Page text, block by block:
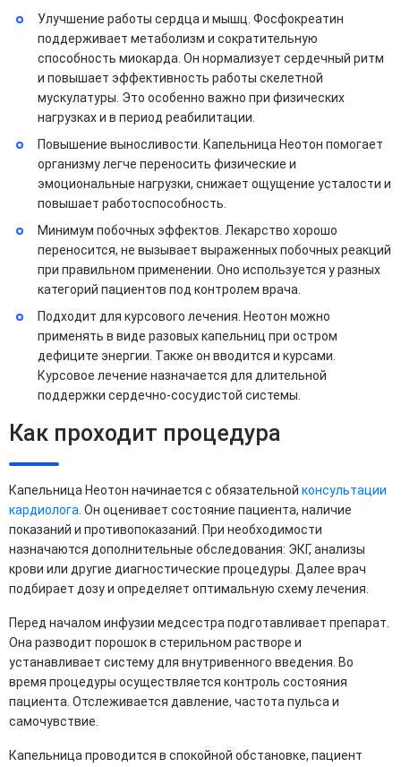
Улучшение работы сердца и мышц. Фосфокреатин
поддерживает метаболизм и сократительную
способность миокарда. Он нормализует сердечный ритм
и повышает эффективность работы скелетной
мускулатуры. Это особенно важно при физических
нагрузках и в период реабилитации.
Повышение выносливости. Капельница Неотон помогает
организму легче переносить физические и
эмоциональные нагрузки, снижает ощущение усталости и
повышает работоспособность.
Минимум побочных эффектов. Лекарство хорошо
переносится, не вызывает выраженных побочных реакций
при правильном применении. Оно используется у разных
категорий пациентов под контролем врача.
Подходит для курсового лечения. Неотон можно
применять в виде разовых капельниц при остром
дефиците энергии. Также он вводится и курсами.
Курсовое лечение назначается для длительной
поддержки сердечно-сосудистой системы.
Как проходит процедура
Капельница Неотон начинается с обязательной консультации
кардиолога . Он оценивает состояние пациента, наличие
показаний и противопоказаний. При необходимости
назначаются дополнительные обследования: ЭКГ, анализы
крови или другие диагностические процедуры. Далее врач
подбирает дозу и определяет оптимальную схему лечения.
Перед началом инфузии медсестра подготавливает препарат.
Она разводит порошок в стерильном растворе и
устанавливает систему для внутривенного введения. Во
время процедуры осуществляется контроль состояния
пациента. Отслеживается давление, частота пульса и
самочувствие.
Капельница проводится в спокойной обстановке, пациент